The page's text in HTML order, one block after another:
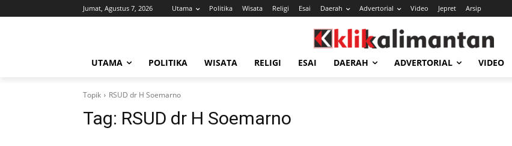
Jumat, Agustus 7, 2026 Utama Politika Wisata Religi Esai Daerah Advertorial Video Jepret Arsip
UTAMA POLITIKA WISATA RELIGI ESAI DAERAH ADVERTORIAL VIDEO
Topik RSUD dr H Soemarno
Tag: RSUD dr H Soemarno